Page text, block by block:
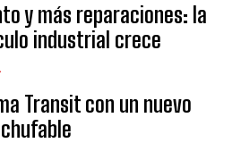
y más reparaciones: la
industrial crece
Transit con un nuevo